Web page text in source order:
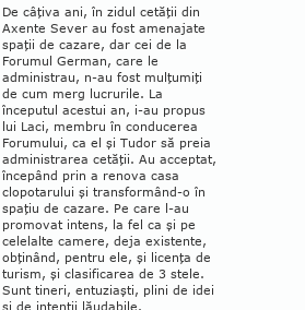
De câţiva ani, în zidul cetăţii din
Axente Sever au fost amenajate
spaţii de cazare, dar cei de la
Forumul German, care le
administrau, n-au fost mulţumiţi
de cum merg lucrurile. La
începutul acestui an, i-au pro­pus
lui Laci, membru în conducerea
Forumului, ca el şi Tudor să preia
administrarea cetăţii. Au acceptat,
începând prin a renova casa
clopotarului şi transformând-o în
spaţiu de cazare. Pe care l-au
promovat intens, la fel ca şi pe
celelalte ca­mere, deja existente,
obţinând, pentru ele, şi licenţa de
turism, şi clasificarea de 3 stele.
Sunt tineri, entuziaşti, plini de idei
şi de inten­ţii lăudabile.